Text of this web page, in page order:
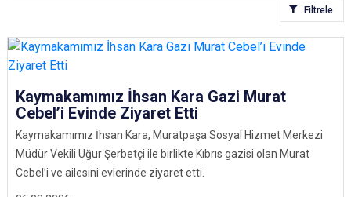
Finike
Gazipaşa
Gündoğmuş
İbradı
Demre
Kaş
Serik
Döşemealtı
Kepez
Konyaaltı
Muratpaşa
Filtrele
Kaymakamımız İhsan Kara Gazi Murat
Cebel’i Evinde Ziyaret Etti
Kaymakamımız İhsan Kara, Muratpaşa Sosyal Hizmet Merkezi
Müdür Vekili Uğur Şerbetçi ile birlikte Kıbrıs gazisi olan Murat
Cebel’i ve ailesini evlerinde ziyaret etti.